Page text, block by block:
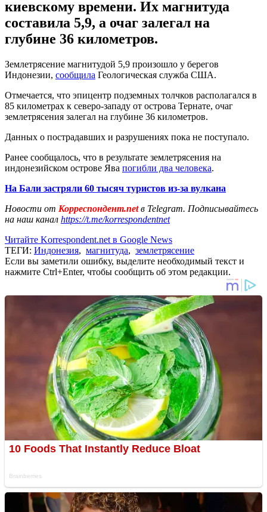
киевскому времени. Их магнитуда
составила 5,9, а очаг залегал на
глубине 36 километров.
Землетрясение магнитудой 5,9 произошло у берегов
Индонезии, сообщила Геологическая служба США.
Отмечается, что эпицентр подземных толчков располагался в
85 километрах к северо-западу от острова Тернате, очаг
землетрясения залегал на глубине 36 километров.
Данных о пострадавших и разрушениях пока не поступало.
Ранее сообщалось, что в результате землетрясения на
индонезийском острове Ява погибли два человека.
На Бали застряли 60 тысяч туристов из-за вулкана
Новости от Корреспондент.netв Telegram. Подписывайтесь
на наш канал https://t.me/korrespondentnet
Читайте Korrespondent.net в Google News
ТЕГИ: Индонезия, магнитуда, землетрясение
Если вы заметили ошибку, выделите необходимый текст и
нажмите Ctrl+Enter, чтобы сообщить об этом редакции.